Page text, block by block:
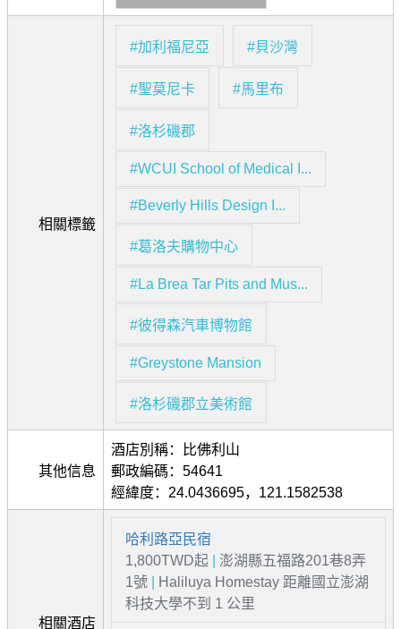
相關標籤
#加利福尼亞 #貝沙灣
#聖莫尼卡 #馬里布
#洛杉磯郡
#WCUI School of Medical I...
#Beverly Hills Design I...
#葛洛夫購物中心
#La Brea Tar Pits and Mus...
#彼得森汽車博物館
#Greystone Mansion
#洛杉磯郡立美術館
其他信息
酒店別稱：比佛利山
郵政編碼：54641
經緯度：24.0436695，121.1582538
相關酒店
哈利路亞民宿
1,800TWD起
澎湖縣五福路201巷8弄
1號
Haliluya Homestay 距離國立澎湖
科技大學不到 1 公里